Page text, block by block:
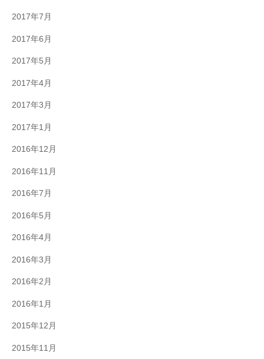
2017年7月
2017年6月
2017年5月
2017年4月
2017年3月
2017年1月
2016年12月
2016年11月
2016年7月
2016年5月
2016年4月
2016年3月
2016年2月
2016年1月
2015年12月
2015年11月